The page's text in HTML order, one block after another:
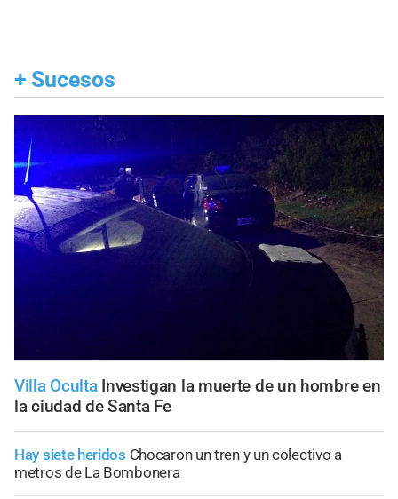
+ Sucesos
Villa Oculta Investigan la muerte de un hombre en
la ciudad de Santa Fe
Hay siete heridos Chocaron un tren y un colectivo a
metros de La Bombonera